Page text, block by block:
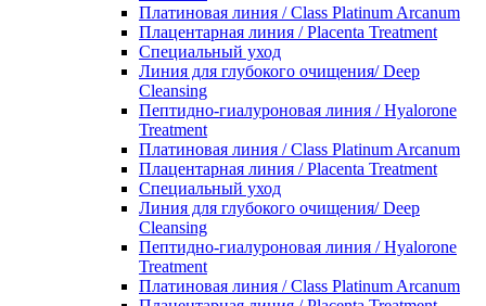
Платиновая линия / Class Platinum Arcanum
Плацентарная линия / Placenta Treatment
Специальный уход
Линия для глубокого очищения/ Deep
Cleansing
Пептидно-гиалуроновая линия / Hyalorone
Treatment
Платиновая линия / Class Platinum Arcanum
Плацентарная линия / Placenta Treatment
Специальный уход
Линия для глубокого очищения/ Deep
Cleansing
Пептидно-гиалуроновая линия / Hyalorone
Treatment
Платиновая линия / Class Platinum Arcanum